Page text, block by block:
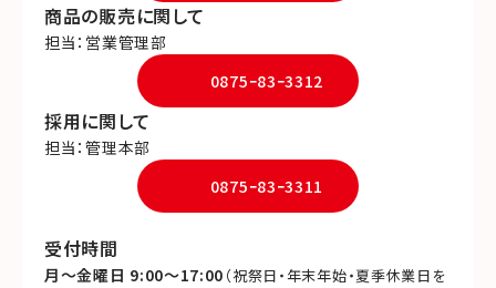
商品の販売に関して
担当：営業管理部
0875ｰ83ｰ3312
採用に関して
担当：管理本部
0875ｰ83ｰ3311
受付時間
月～金曜日 9:00～17:00 （祝祭日・年末年始・夏季休業日を